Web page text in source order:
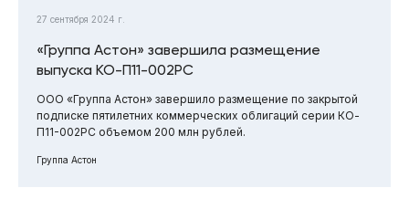
27 сентября 2024 г.
«Группа Астон» завершила размещение
выпуска КО-П11-002РС
ООО «Группа Астон» завершило размещение по закрытой
подписке пятилетних коммерческих облигаций серии КО-
П11-002РС объемом 200 млн рублей.
Группа Астон